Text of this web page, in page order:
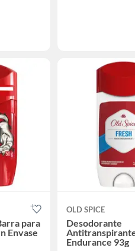
para
Envase
OLD SPICE
Desodorante
Endurance 93g